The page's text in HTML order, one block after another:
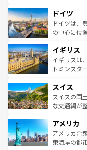
せる。地方
ンテンツ一
で、幅広い
聖堂、美し
から魅了す
いる。シャ
香り高いラ
らに、パリ
れる地方に
を参照して
ドイツ
ドイツは、
の中心に位
顔を持つこ
ルリンの文
してライン
は、お酒好きな
ドイツ情報
イギリス
イギリスは
トミンスタ
リアごとに
ティー、ビ
戦など、本
ンツ一覧を
スイス
スイスの国
な交通網が
の建物がそ
博物館もあ
ことができ
アメリカ
アメリカ合
東海岸の都